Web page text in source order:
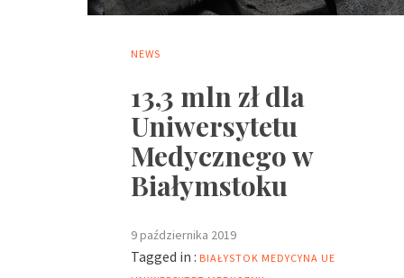
NEWS
13,3 mln zł dla
Uniwersytetu
Medycznego w
Białymstoku
9 października 2019
Tagged in : BIAŁYSTOK MEDYCYNA UE